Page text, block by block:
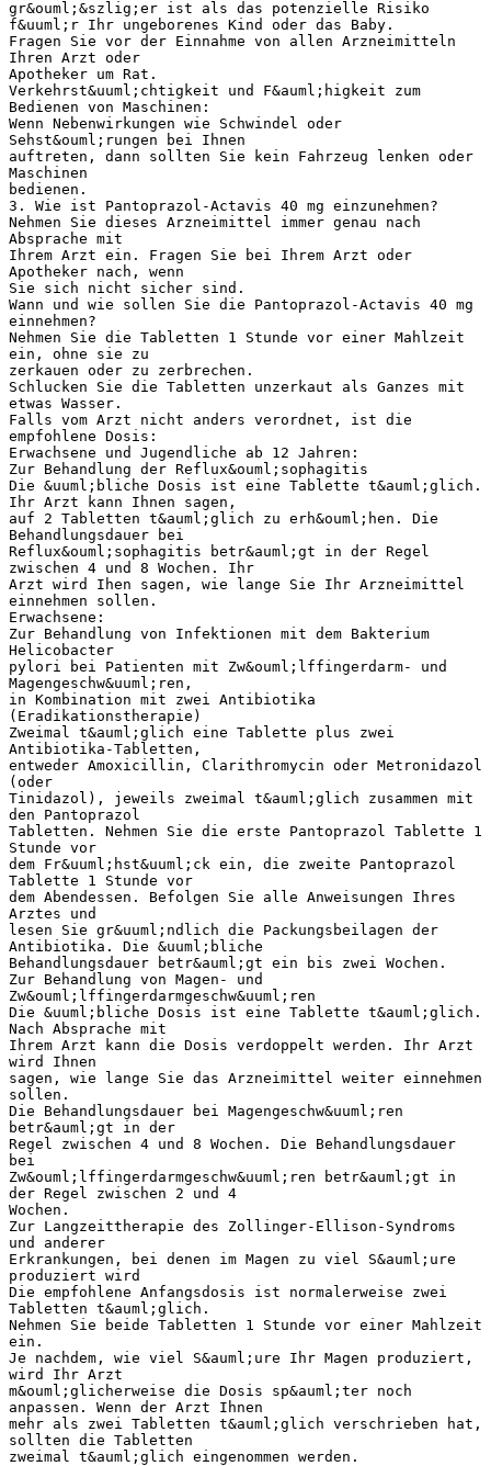
gr&ouml;&szlig;er ist als das potenzielle Risiko
f&uuml;r Ihr ungeborenes Kind oder das Baby.
Fragen Sie vor der Einnahme von allen Arzneimitteln
Ihren Arzt oder
Apotheker um Rat.
Verkehrst&uuml;chtigkeit und F&auml;higkeit zum
Bedienen von Maschinen:
Wenn Nebenwirkungen wie Schwindel oder
Sehst&ouml;rungen bei Ihnen
auftreten, dann sollten Sie kein Fahrzeug lenken oder
Maschinen
bedienen.
3. Wie ist Pantoprazol-Actavis 40 mg einzunehmen?
Nehmen Sie dieses Arzneimittel immer genau nach
Absprache mit
Ihrem Arzt ein. Fragen Sie bei Ihrem Arzt oder
Apotheker nach, wenn
Sie sich nicht sicher sind.
Wann und wie sollen Sie die Pantoprazol-Actavis 40 mg
einnehmen?
Nehmen Sie die Tabletten 1 Stunde vor einer Mahlzeit
ein, ohne sie zu
zerkauen oder zu zerbrechen.
Schlucken Sie die Tabletten unzerkaut als Ganzes mit
etwas Wasser.
Falls vom Arzt nicht anders verordnet, ist die
empfohlene Dosis:
Erwachsene und Jugendliche ab 12 Jahren:
Zur Behandlung der Reflux&ouml;sophagitis
Die &uuml;bliche Dosis ist eine Tablette t&auml;glich.
Ihr Arzt kann Ihnen sagen,
auf 2 Tabletten t&auml;glich zu erh&ouml;hen. Die
Behandlungsdauer bei
Reflux&ouml;sophagitis betr&auml;gt in der Regel
zwischen 4 und 8 Wochen. Ihr
Arzt wird Ihen sagen, wie lange Sie Ihr Arzneimittel
einnehmen sollen.
Erwachsene:
Zur Behandlung von Infektionen mit dem Bakterium
Helicobacter
pylori bei Patienten mit Zw&ouml;lffingerdarm- und
Magengeschw&uuml;ren,
in Kombination mit zwei Antibiotika
(Eradikationstherapie)
Zweimal t&auml;glich eine Tablette plus zwei
Antibiotika-Tabletten,
entweder Amoxicillin, Clarithromycin oder Metronidazol
(oder
Tinidazol), jeweils zweimal t&auml;glich zusammen mit
den Pantoprazol
Tabletten. Nehmen Sie die erste Pantoprazol Tablette 1
Stunde vor
dem Fr&uuml;hst&uuml;ck ein, die zweite Pantoprazol
Tablette 1 Stunde vor
dem Abendessen. Befolgen Sie alle Anweisungen Ihres
Arztes und
lesen Sie gr&uuml;ndlich die Packungsbeilagen der
Antibiotika. Die &uuml;bliche
Behandlungsdauer betr&auml;gt ein bis zwei Wochen.
Zur Behandlung von Magen- und
Zw&ouml;lffingerdarmgeschw&uuml;ren
Die &uuml;bliche Dosis ist eine Tablette t&auml;glich.
Nach Absprache mit
Ihrem Arzt kann die Dosis verdoppelt werden. Ihr Arzt
wird Ihnen
sagen, wie lange Sie das Arzneimittel weiter einnehmen
sollen.
Die Behandlungsdauer bei Magengeschw&uuml;ren
betr&auml;gt in der
Regel zwischen 4 und 8 Wochen. Die Behandlungsdauer
bei
Zw&ouml;lffingerdarmgeschw&uuml;ren betr&auml;gt in
der Regel zwischen 2 und 4
Wochen.
Zur Langzeittherapie des Zollinger-Ellison-Syndroms
und anderer
Erkrankungen, bei denen im Magen zu viel S&auml;ure
produziert wird
Die empfohlene Anfangsdosis ist normalerweise zwei
Tabletten t&auml;glich.
Nehmen Sie beide Tabletten 1 Stunde vor einer Mahlzeit
ein.
Je nachdem, wie viel S&auml;ure Ihr Magen produziert,
wird Ihr Arzt
m&ouml;glicherweise die Dosis sp&auml;ter noch
anpassen. Wenn der Arzt Ihnen
mehr als zwei Tabletten t&auml;glich verschrieben hat,
sollten die Tabletten
zweimal t&auml;glich eingenommen werden.